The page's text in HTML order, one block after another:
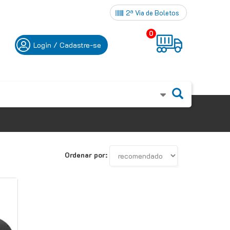
2ª Via de Boletos
Login / Cadastre-se
0
Ordenar por: